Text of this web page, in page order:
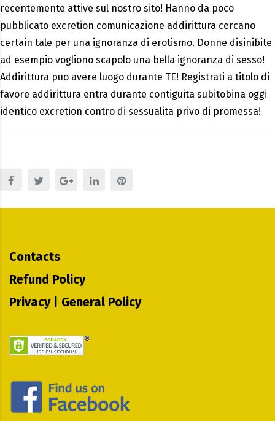
recentemente attive sul nostro sito! Hanno da poco
pubblicato excretion comunicazione addirittura cercano
certain tale per una ignoranza di erotismo. Donne disinibite
ad esempio vogliono scapolo una bella ignoranza di sesso!
Addirittura puo avere luogo durante TE! Registrati a titolo di
favore addirittura entra durante contiguita subitobina oggi
identico excretion contro di sessualita privo di promessa!
Contacts
Refund Policy
Privacy | General Policy